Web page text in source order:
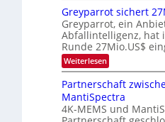
j
a
h
r
D
A
C
H
-
I
n
d
u
s
t
n
P
h
o
t
o
n
c
s
H
u
t
s
u
b
i
s
i
E
l
e
Greyparrot sichert
Greyparrot, ein
Abfallintelligenz, hat
Runde 27Mio.US$
Weiterlesen:
G
r
e
y
p
a
Partnerschaft
MantiSpectra
4K-MEMS und